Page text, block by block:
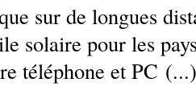
sur de longues
solaire pour les
téléphone et PC